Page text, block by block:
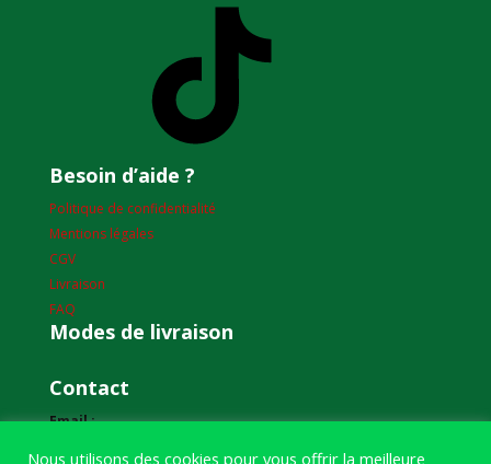
Besoin d’aide ?
Politique de confidentialité
Mentions légales
CGV
Livraison
FAQ
Modes de livraison
Contact
Email :
Nous utilisons des cookies pour vous offrir la meilleure